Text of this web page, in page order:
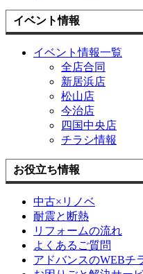
イベント情報
イベント情報一覧
全店合同
新居浜店
松山店
今治店
四国中央店
チラシ情報
お役立ち情報
中古×リノベ
耐震と断熱
リフォームの流れ
よくあるご質問
アドバンスのWEBチ